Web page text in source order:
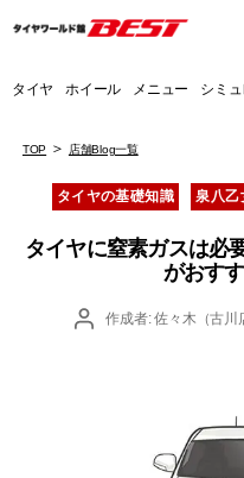
タイヤ ホイール メニュー シミ
TOP 店舗Blog一覧
タイヤの基礎知識 泉八乙
タイヤに窒素ガスは必
がおす
投
作成者:佐々木（古川